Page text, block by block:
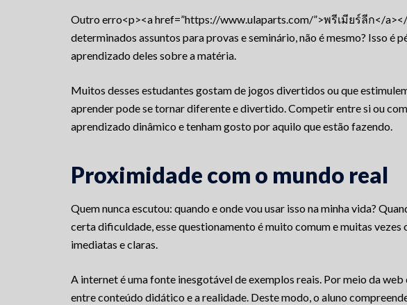
Outro erro<p><a href=”https://www.ulaparts.com/”>พรีเมียร์ลีก</
determinados assuntos para provas e seminário, não é mesmo? Isso é
aprendizado deles sobre a matéria.
Muitos desses estudantes gostam de jogos divertidos ou que
aprender pode se tornar diferente e divertido. Competir entre si ou
aprendizado dinâmico e tenham gosto por aquilo que estão fazendo.
Proximidade com o mundo real
Quem nunca escutou: quando e onde vou usar isso na minha vida?
certa dificuldade, esse questionamento é muito comum e muitas
imediatas e claras.
A internet é uma fonte inesgotável de exemplos reais. Por meio da
entre conteúdo didático e a realidade. Deste modo, o aluno